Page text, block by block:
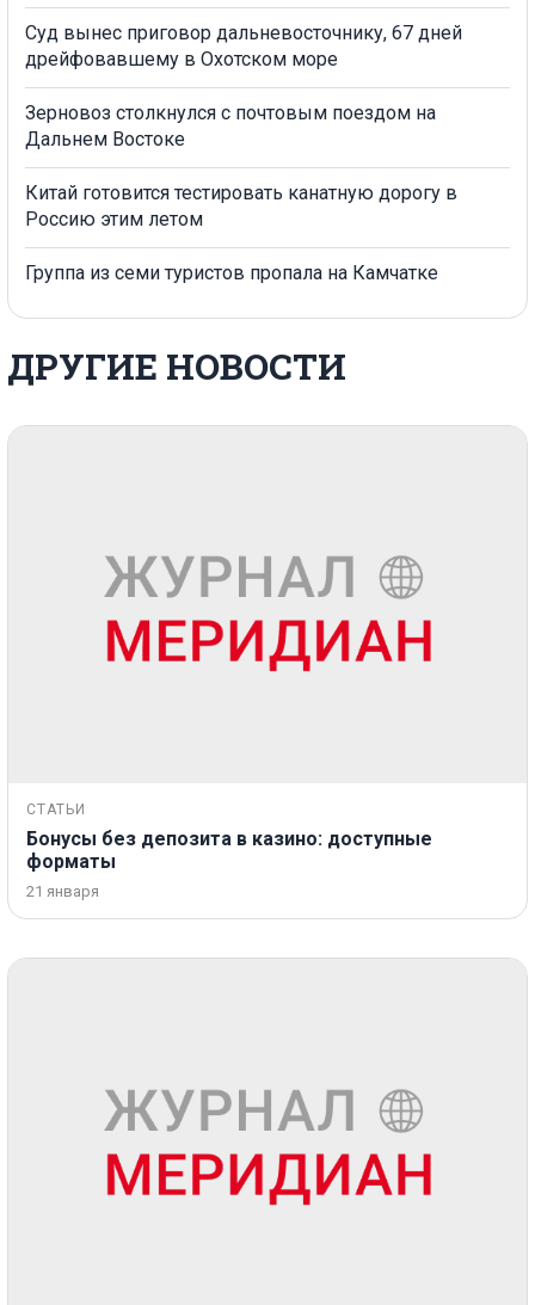
Суд вынес приговор дальневосточнику, 67 дней
дрейфовавшему в Охотском море
Зерновоз столкнулся с почтовым поездом на
Дальнем Востоке
Китай готовится тестировать канатную дорогу в
Россию этим летом
Группа из семи туристов пропала на Камчатке
ДРУГИЕ НОВОСТИ
СТАТЬИ
Бонусы без депозита в казино: доступные
форматы
21 января